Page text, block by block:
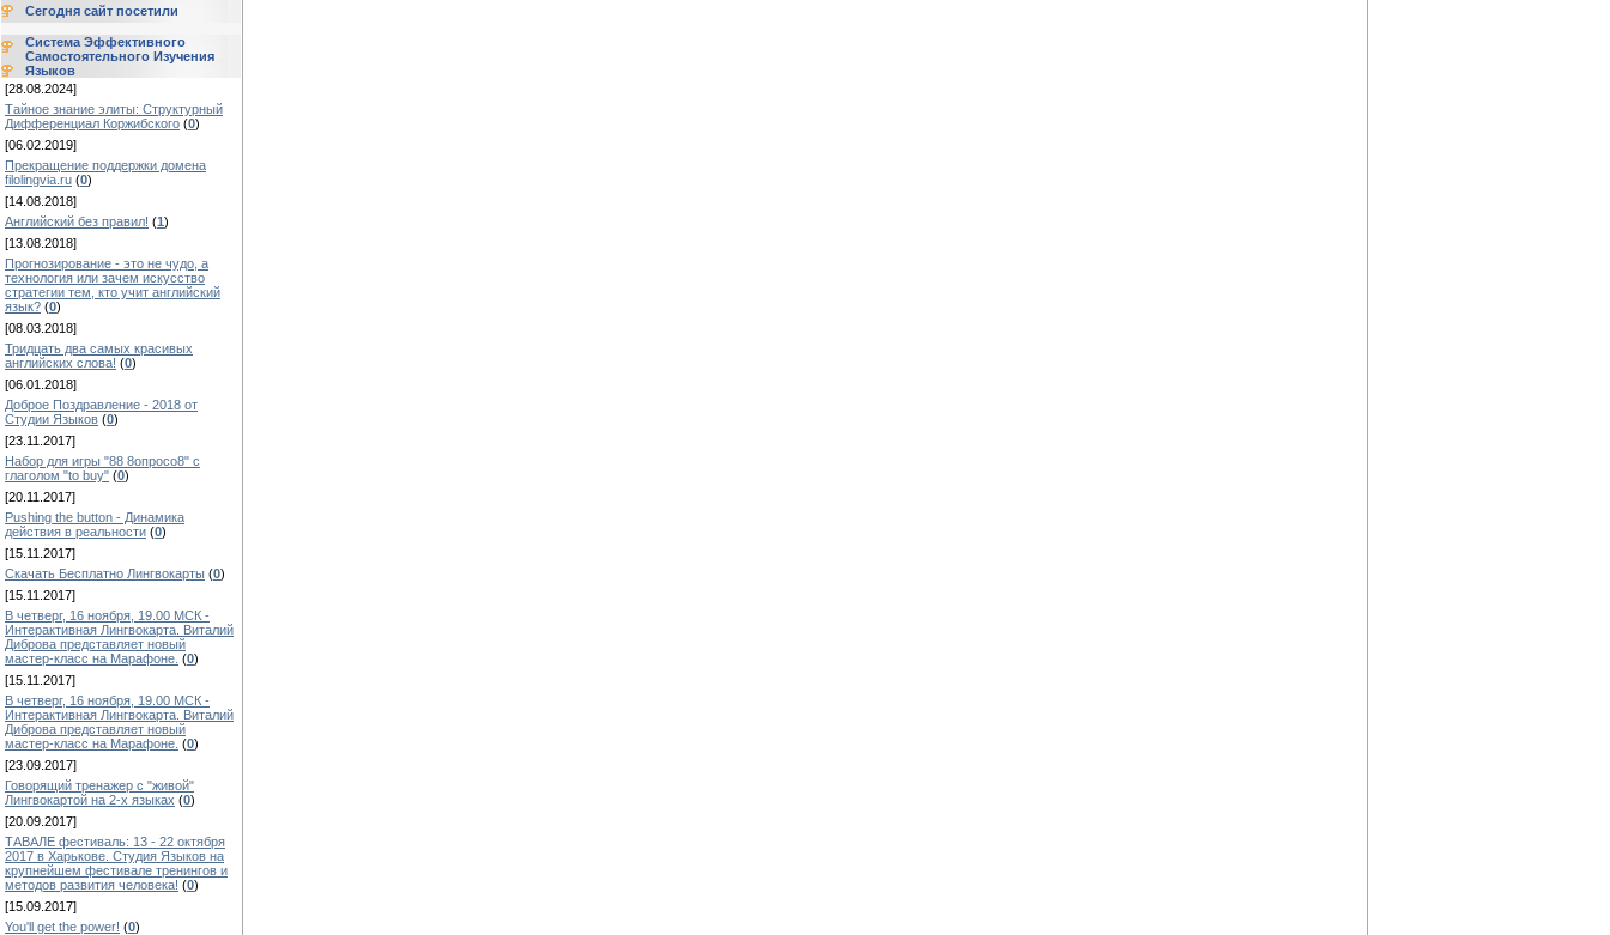
Сегодня сайт посетили
Система Эффективного
Самостоятельного Изучения
Языков
[28.08.2024]
Тайное знание элиты: Структурный
Дифференциал Коржибского (0)
[06.02.2019]
Прекращение поддержки домена
filolingvia.ru (0)
[14.08.2018]
Английский без правил! (1)
[13.08.2018]
Прогнозирование - это не чудо, а
технология или зачем искусство
стратегии тем, кто учит английский
язык? (0)
[08.03.2018]
Тридцать два самых красивых
английских слова! (0)
[06.01.2018]
Доброе Поздравление - 2018 от
Студии Языков (0)
[23.11.2017]
Набор для игры "88 8опросо8" с
глаголом "to buy" (0)
[20.11.2017]
Pushing the button - Динамика
действия в реальности (0)
[15.11.2017]
Скачать Бесплатно Лингвокарты (0)
[15.11.2017]
В четверг, 16 ноября, 19.00 МСК -
Интерактивная Лингвокарта. Виталий
Диброва представляет новый
мастер-класс на Марафоне. (0)
[15.11.2017]
В четверг, 16 ноября, 19.00 МСК -
Интерактивная Лингвокарта. Виталий
Диброва представляет новый
мастер-класс на Марафоне. (0)
[23.09.2017]
Говорящий тренажер с "живой"
Лингвокартой на 2-х языках (0)
[20.09.2017]
ТАВАЛЕ фестиваль: 13 - 22 октября
2017 в Харькове. Студия Языков на
крупнейшем фестивале тренингов и
методов развития человека! (0)
[15.09.2017]
You'll get the power! (0)